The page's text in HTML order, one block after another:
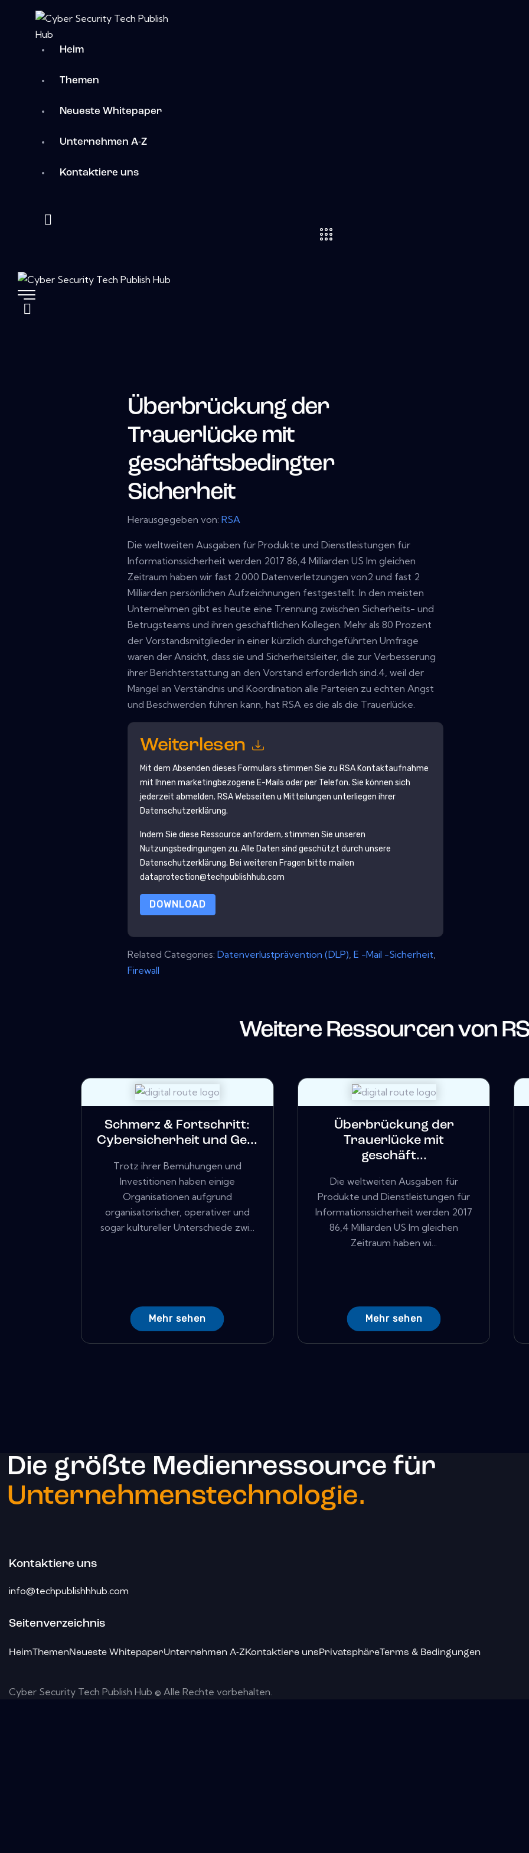
Heim
Themen
Neueste Whitepaper
Unternehmen A-Z
Kontaktiere uns
Überbrückung der
Trauerlücke mit
geschäftsbedingter
Sicherheit
Herausgegeben von:RSA
Die weltweiten Ausgaben für Produkte und Dienstleistungen für
Informationssicherheit werden 2017 86,4 Milliarden US Im gleichen
Zeitraum haben wir fast 2.000 Datenverletzungen von2 und fast 2
Milliarden persönlichen Aufzeichnungen festgestellt. In den meisten
Unternehmen gibt es heute eine Trennung zwischen Sicherheits- und
Betrugsteams und ihren geschäftlichen Kollegen. Mehr als 80 Prozent
der Vorstandsmitglieder in einer kürzlich durchgeführten Umfrage
waren der Ansicht, dass sie und Sicherheitsleiter, die zur Verbesserung
ihrer Berichterstattung an den Vorstand erforderlich sind.4, weil der
Mangel an Verständnis und Koordination alle Parteien zu echten Angst
und Beschwerden führen kann, hat RSA es die als die Trauerlücke.
Weiterlesen
Mit dem Absenden dieses Formulars stimmen Sie zu RSA Kontaktaufnahme
mit Ihnen marketingbezogene E-Mails oder per Telefon. Sie können sich
jederzeit abmelden. RSAWebseiten u Mitteilungen unterliegen ihrer
Datenschutzerklärung.
Indem Sie diese Ressource anfordern, stimmen Sie unseren
Nutzungsbedingungen zu. Alle Daten sind geschützt durch unsere
Datenschutzerklärung. Bei weiteren Fragen bitte mailen
dataprotection@techpublishhub.com
DOWNLOAD
Related Categories:Datenverlustprävention (DLP),E -Mail -Sicherheit,
Firewall
Weitere Ressourcen von
Schmerz & Fortschritt:
Cybersicherheit und Ge...
Trotz ihrer Bemühungen und
Investitionen haben einige
Organisationen aufgrund
organisatorischer, operativer und
sogar kultureller Unterschiede zwi...
Mehr sehen
Überbrückung der
Trauerlücke mit
geschäft...
Die weltweiten Ausgaben für
Produkte und Dienstleistungen für
Informationssicherheit werden 2017
86,4 Milliarden US Im gleichen
Zeitraum haben wi...
Mehr sehen
Die größte Medienressource für
Unternehmenstechnologie.
Kontaktiere uns
info@techpublishhhub.com
Seitenverzeichnis
HeimThemenNeueste WhitepaperUnternehmen A-ZKontaktiere unsPrivatsphäreTerms & Bedingungen
Cyber ​​Security Tech Publish Hub © Alle Rechte vorbehalten.